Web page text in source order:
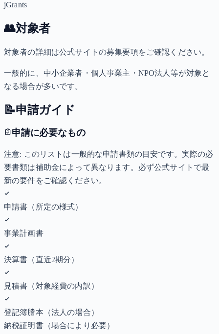
jGrants
👥対象者
対象者の詳細は公式サイトの募集要項をご確認ください。
一般的に、中小企業者・個人事業主・NPO法人等が対象と
なる場合が多いです。
📝申請ガイド
申請に必要なもの
注意: このリストは一般的な申請書類の目安です。実際の必
要書類は補助金によって異なります。必ず公式サイトで最
新の要件をご確認ください。
申請書（所定の様式）
事業計画書
決算書（直近2期分）
見積書（対象経費の内訳）
登記簿謄本（法人の場合）
納税証明書（場合により必要）